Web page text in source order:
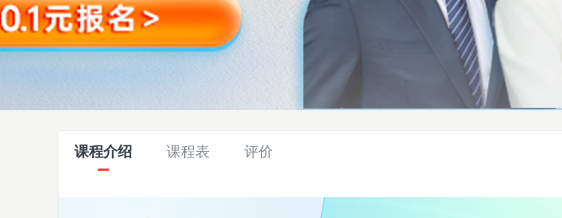
课程介绍 课程表 评价